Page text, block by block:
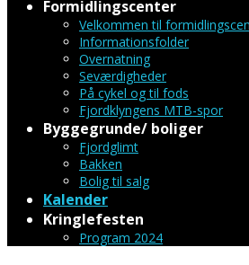
Formidlingscenter
Velkommen til
Informationsfolder
Overnatning
Seværdigheder
På cykel og til fods
Fjordklyngens MTB-spor
Byggegrunde/ boliger
Fjordglimt
Bakken
Bolig til salg
Kalender
Kringlefesten
Program 2024